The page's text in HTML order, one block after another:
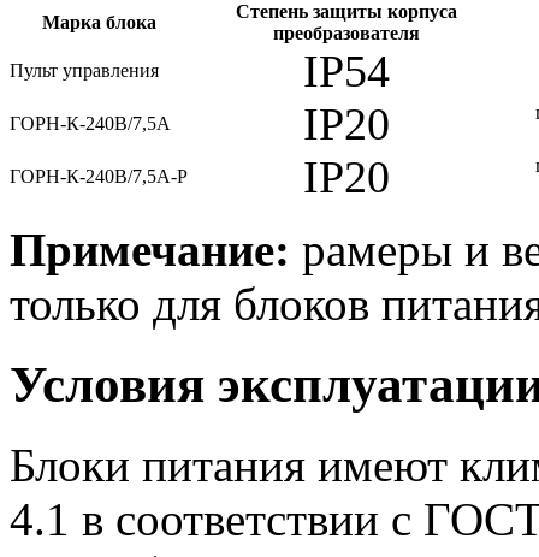
Марка блока
Степень защиты корпуса
преобразователя
Пульт управления
IP54
ГОРН-К-240В/7,5А IP20
ГОРН-К-240В/7,5А-Р IP20
Примечание: рамеры и
только для блоков
Условия
Блоки питания имеют
4.1 в соответствии с